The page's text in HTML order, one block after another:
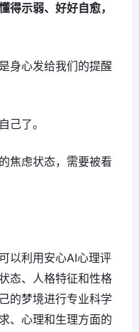
得示弱、好好自愈，
身心发给我们的提醒
己了。
焦虑状态，需要被看
以利用安心AI心理评
态、人格特征和性格
的梦境进行专业科学
、心理和生理方面的